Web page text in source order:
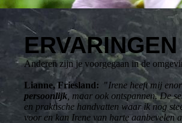
ERVARINGEN
Anderen zijn je voorgegaan in de
Lianne, Friesland: "Irene heeft mij
persoonlijk , maar ook ontspannen. De
en praktische handvatten waar ik nog
voor en kan Irene van harte aanbevelen